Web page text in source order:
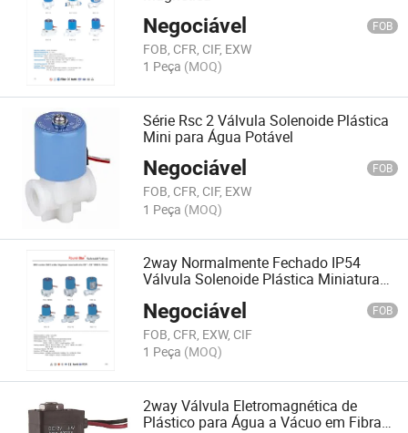
Negociável FOB
FOB, CFR, CIF, EXW
1 Peça (MOQ)
Série Rsc 2 Válvula Solenoide Plástica
Mini para Água Potável
Negociável FOB
FOB, CFR, CIF, EXW
1 Peça (MOQ)
2way Normalmente Fechado IP54
Válvula Solenoide Plástica Miniatura
Negociável FOB
FOB, CFR, EXW, CIF
1 Peça (MOQ)
2way Válvula Eletromagnética de
Plástico para Água a Vácuo em Fibra